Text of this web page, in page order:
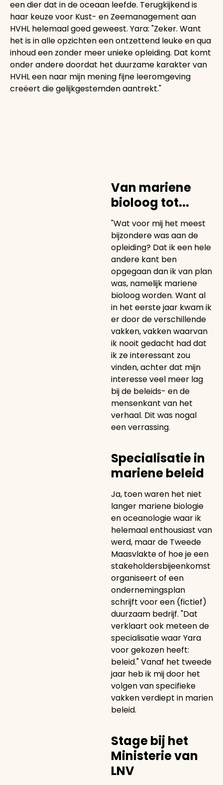
een dier dat in de oceaan leefde. Terugkijkend is
haar keuze voor Kust- en Zeemanagement aan
HVHL helemaal goed geweest. Yara: "Zeker. Want
het is in alle opzichten een ontzettend leuke en qua
inhoud een zonder meer unieke opleiding. Dat komt
onder andere doordat het duurzame karakter van
HVHL een naar mijn mening fijne leeromgeving
creëert die gelijkgestemden aantrekt."
Van mariene
bioloog tot...
"Wat voor mij het meest
bijzondere was aan de
opleiding? Dat ik een hele
andere kant ben
opgegaan dan ik van plan
was, namelijk mariene
bioloog worden. Want al
in het eerste jaar kwam ik
er door de verschillende
vakken, vakken waarvan
ik nooit gedacht had dat
ik ze interessant zou
vinden, achter dat mijn
interesse veel meer lag
bij de beleids- en de
mensenkant van het
verhaal. Dit was nogal
een verrassing.
Specialisatie in
mariene beleid
Ja, toen waren het niet
langer mariene biologie
en oceanologie waar ik
helemaal enthousiast van
werd, maar de Tweede
Maasvlakte of hoe je een
stakeholdersbijeenkomst
organiseert of een
ondernemingsplan
schrijft voor een (fictief)
duurzaam bedrijf. "Dat
verklaart ook meteen de
specialisatie waar Yara
voor gekozen heeft:
beleid." Vanaf het tweede
jaar heb ik mij door het
volgen van specifieke
vakken verdiept in marien
beleid.
Stage bij het
Ministerie van
LNV